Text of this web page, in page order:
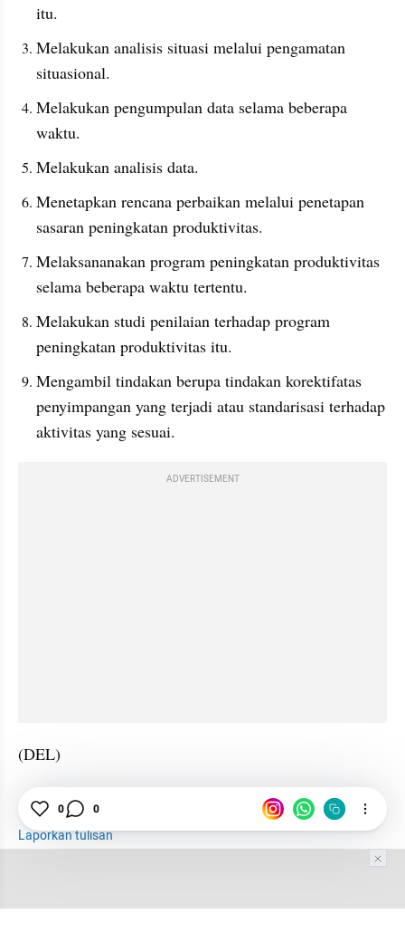
itu.
Melakukan analisis situasi melalui pengamatan
situasional.
Melakukan pengumpulan data selama beberapa
waktu.
Melakukan analisis data.
Menetapkan rencana perbaikan melalui penetapan
sasaran peningkatan produktivitas.
Melaksananakan program peningkatan produktivitas
selama beberapa waktu tertentu.
Melakukan studi penilaian terhadap program
peningkatan produktivitas itu.
Mengambil tindakan berupa tindakan korektifatas
penyimpangan yang terjadi atau standarisasi terhadap
aktivitas yang sesuai.
ADVERTISEMENT
(DEL)
Produktivitas
Laporkan tulisan
0 0